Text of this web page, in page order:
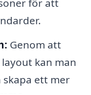
för att
Genom att
kan man
ett mer